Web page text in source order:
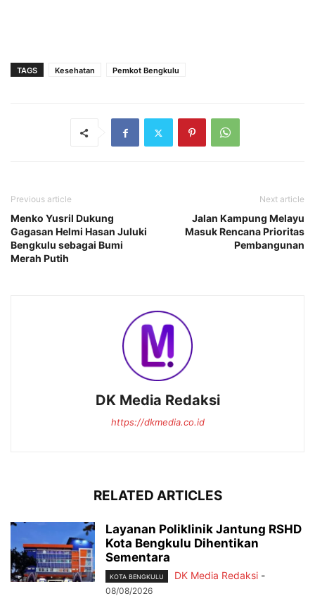
TAGS Kesehatan Pemkot Bengkulu
Previous article
Menko Yusril Dukung
Gagasan Helmi Hasan Juluki
Bengkulu sebagai Bumi
Merah Putih
Next article
Jalan Kampung Melayu
Masuk Rencana Prioritas
Pembangunan
DK Media Redaksi
https://dkmedia.co.id
RELATED ARTICLES
Layanan Poliklinik Jantung RSHD
Kota Bengkulu Dihentikan
Sementara
KOTA BENGKULU DK Media Redaksi -
08/08/2026